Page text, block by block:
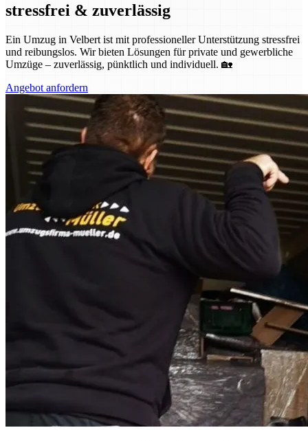
stressfrei & zuverlässig
Ein Umzug in Velbert ist mit professioneller Unterstützung stressfrei
und reibungslos. Wir bieten Lösungen für private und gewerbliche
Umzüge – zuverlässig, pünktlich und individuell. 🏡
Angebot anfordern